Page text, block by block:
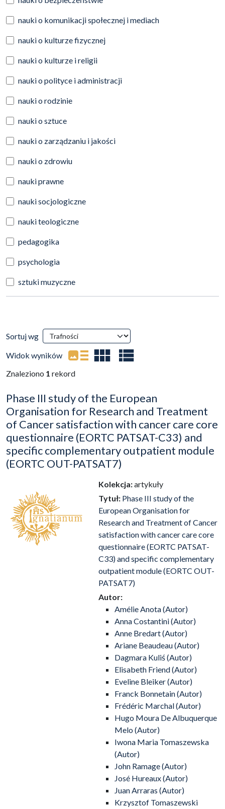
nauki o komunikacji społecznej i mediach
nauki o kulturze fizycznej
nauki o kulturze i religii
nauki o polityce i administracji
nauki o rodzinie
nauki o sztuce
nauki o zarządzaniu i jakości
nauki o zdrowiu
nauki prawne
nauki socjologiczne
nauki teologiczne
pedagogika
psychologia
sztuki muzyczne
Wyniki wyszukiwania
Sortuj wg
(automatyczne przeładowanie treści)
Widok wyników
Znaleziono 1 rekord
Phase III study of the European
Organisation for Research and Treatment
of Cancer satisfaction with cancer care core
questionnaire (EORTC PATSAT-C33) and
specific complementary outpatient module
(EORTC OUT-PATSAT7)
Kolekcja:artykuły
Tytuł: Phase III study of the
European Organisation for
Research and Treatment of Cancer
satisfaction with cancer care core
questionnaire (EORTC PATSAT-
C33) and specific complementary
outpatient module (EORTC OUT-
PATSAT7)
Autor:
Amélie Anota (Autor)
Anna Costantini (Autor)
Anne Bredart (Autor)
Ariane Beaudeau (Autor)
Dagmara Kuliś (Autor)
Elisabeth Friend (Autor)
Eveline Bleiker (Autor)
Franck Bonnetain (Autor)
Frédéric Marchal (Autor)
Hugo Moura De Albuquerque
Melo (Autor)
Iwona Maria Tomaszewska
(Autor)
John Ramage (Autor)
José Hureaux (Autor)
Juan Arraras (Autor)
Krzysztof Tomaszewski